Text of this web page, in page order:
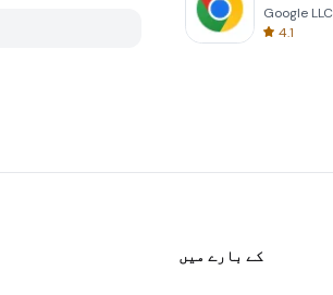
Google LLC
4.1
کے بارے میں